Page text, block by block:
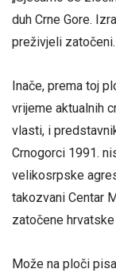
duh Crne Gore.
preživjeli
Inače, prema toj
vrijeme aktualnih
vlasti, i
Crnogorci 1991.
velikosrpske
takozvani Centar
zatočene
Može na ploči